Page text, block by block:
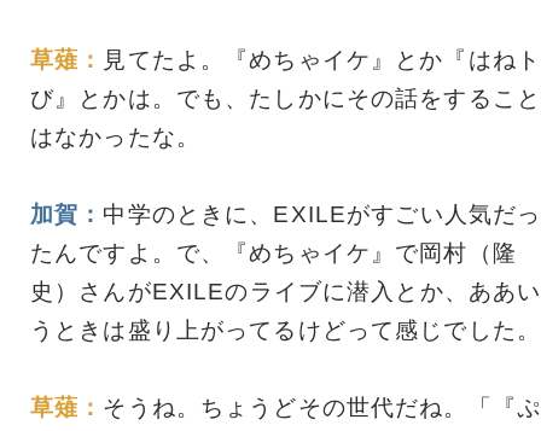
草薙： 見てたよ。『めちゃイケ』とか『はねト
び』とかは。でも、たしかにその話をすること
はなかったな。
加賀： 中学のときに、EXILEがすごい人気だっ
たんですよ。で、『めちゃイケ』で岡村（隆
史）さんがEXILEのライブに潜入とか、ああい
うときは盛り上がってるけどって感じでした。
草薙： そうね。ちょうどその世代だね。「『ぷ